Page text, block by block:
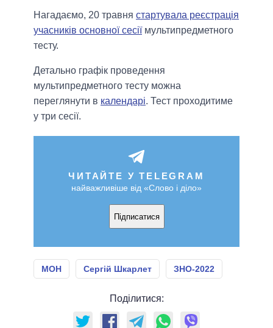
Нагадаємо, 20 травня стартувала реєстрація
учасників основної сесіїмультипредметного
тесту.
Детально графік проведення
мультипредметного тесту можна
переглянути в календарі. Тест проходитиме
у три сесії.
ЧИТАЙТЕ У TELEGRAM
найважливіше від «Слово і діло»
Підписатися
МОН Сергій Шкарлет ЗНО-2022
Поділитися: